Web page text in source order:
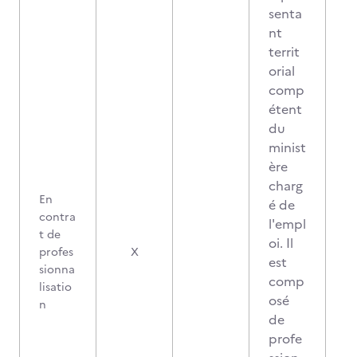
En
contra
t de
profes
sionna
lisatio
n
X
senta
nt
territ
orial
comp
étent
du
minist
ère
charg
é de
l'empl
oi. Il
est
comp
osé
de
profe